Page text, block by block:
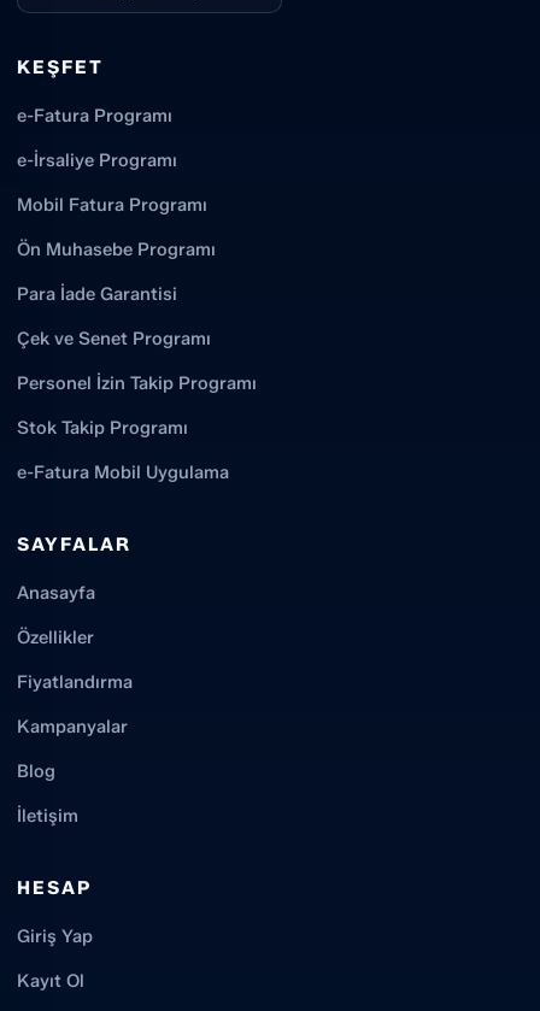
KEŞFET
e-Fatura Programı
e-İrsaliye Programı
Mobil Fatura Programı
Ön Muhasebe Programı
Para İade Garantisi
Çek ve Senet Programı
Personel İzin Takip Programı
Stok Takip Programı
e-Fatura Mobil Uygulama
SAYFALAR
Anasayfa
Özellikler
Fiyatlandırma
Kampanyalar
Blog
İletişim
HESAP
Giriş Yap
Kayıt Ol